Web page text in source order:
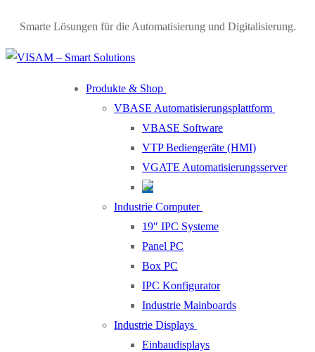
Smarte Lösungen für die Automatisierung und Digitalisierung.
Produkte & Shop
VBASE Automatisierungsplattform
VBASE Software
VTP Bediengeräte (HMI)
VGATE Automatisierungsserver
Industrie Computer
19″ IPC Systeme
Panel PC
Box PC
IPC Konfigurator
Industrie Mainboards
Industrie Displays
Einbaudisplays